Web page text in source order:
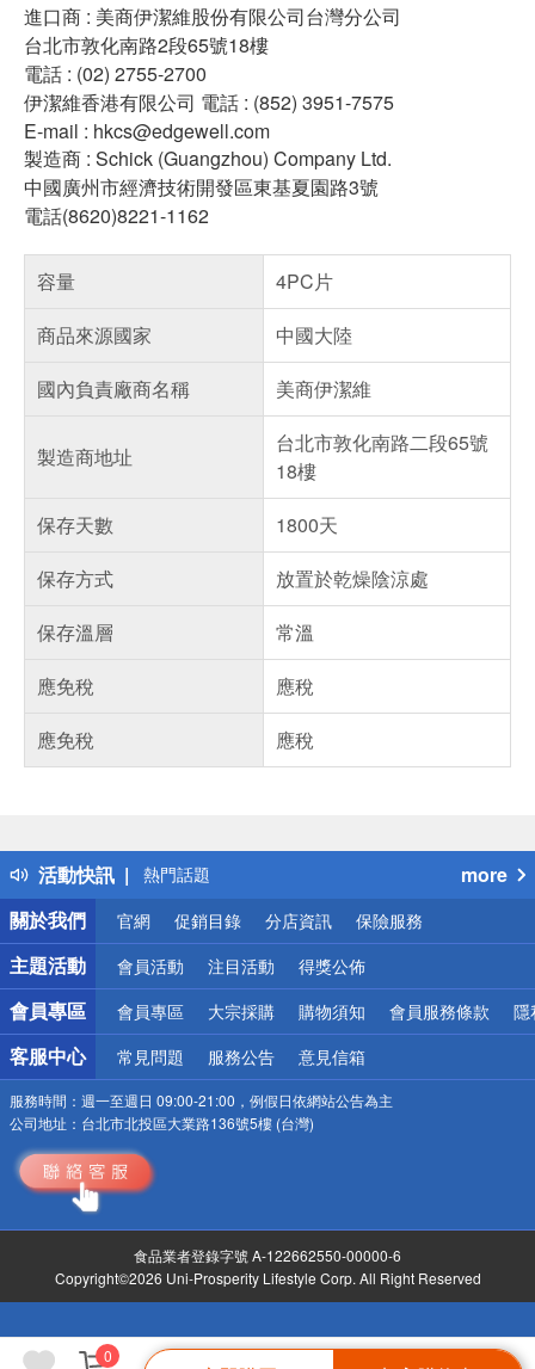
0
進口商 : 美商伊潔維股份有限公司台灣分公司
台北市敦化南路2段65號18樓
電話 : (02) 2755-2700
伊潔維香港有限公司 電話 : (852) 3951-7575
E-mail : hkcs@edgewell.com
製造商 : Schick (Guangzhou) Company Ltd.
中國廣州市經濟技術開發區東基夏園路3號
電話(8620)8221-1162
容量
4PC片
商品來源國家
中國大陸
國內負責廠商名稱
美商伊潔維
製造商地址
台北市敦化南路二段65號
18樓
保存天數
1800天
保存方式
放置於乾燥陰涼處
保存溫層
常溫
應免稅
應稅
應免稅
應稅
活動快訊
得獎公告
熱門話題
銀行優惠
偏遠地區配送
詐騙網頁！請小心！
more
關於我們
官網 促銷目錄 分店資訊 保險服務
主題活動 會員活動 注目活動 得獎公佈
會員專區 會員專區 大宗採購 購物須知 會員服務條款 隱
客服中心 常見問題 服務公告 意見信箱
服務時間： 週一至週日 09:00-21:00，例假日依網站公告為主
公司地址： 台北市北投區大業路136號5樓 (台灣)
食品業者登錄字號 A-122662550-00000-6
Copyright©2026 Uni-Prosperity Lifestyle Corp. All Right Reserved